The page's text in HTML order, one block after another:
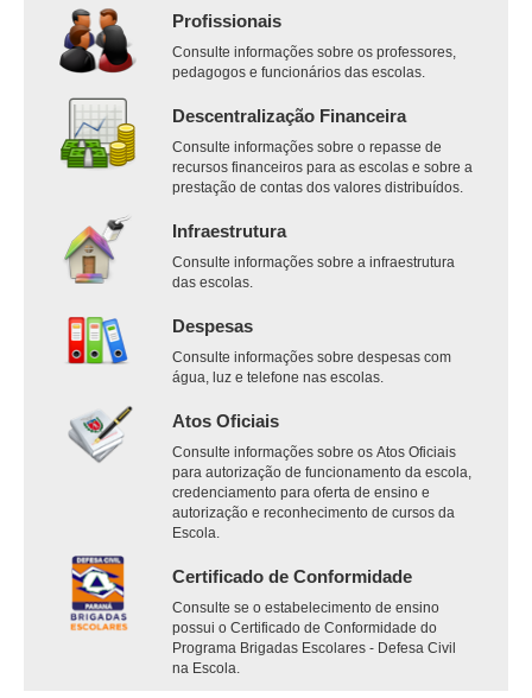
Profissionais
Consulte informações sobre os professores,
pedagogos e funcionários das escolas.
Descentralização Financeira
Consulte informações sobre o repasse de
recursos financeiros para as escolas e sobre a
prestação de contas dos valores distribuídos.
Infraestrutura
Consulte informações sobre a infraestrutura
das escolas.
Despesas
Consulte informações sobre despesas com
água, luz e telefone nas escolas.
Atos Oficiais
Consulte informações sobre os Atos Oficiais
para autorização de funcionamento da escola,
credenciamento para oferta de ensino e
autorização e reconhecimento de cursos da
Escola.
Certificado de Conformidade
Consulte se o estabelecimento de ensino
possui o Certificado de Conformidade do
Programa Brigadas Escolares - Defesa Civil
na Escola.